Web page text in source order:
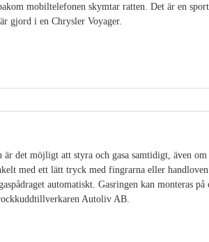
mobiltelefonen skymtar ratten. Det är en
gjord i en Chrysler Voyager.
är det möjligt att styra och gasa samtidigt, även
med ett lätt tryck med fingrarna eller
automatiskt. Gasringen kan monteras
Autoliv AB.